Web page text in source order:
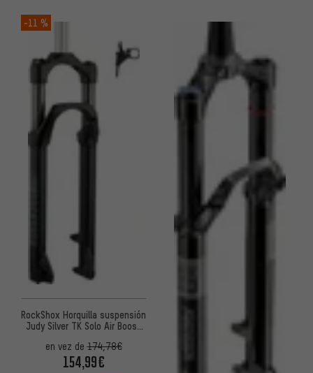
-11 %
RockShox Horquilla suspensión
Judy Silver TK Solo Air Boost
en vez de174,78€
154,99€